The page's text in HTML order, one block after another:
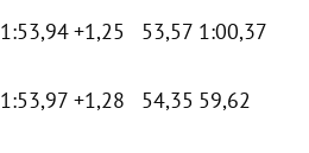
1:53,94+1,25 53,57 1:00,37
1:53,97 +1,28 54,35 59,62